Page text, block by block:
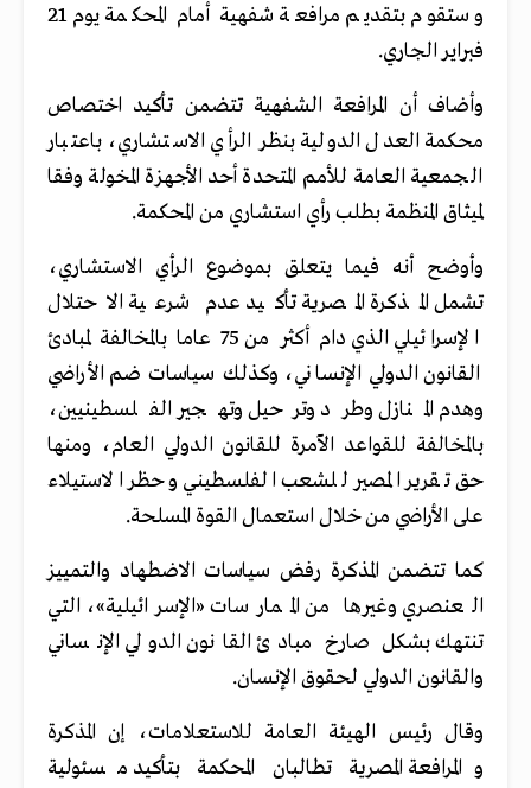
وستقوم بتقديم مرافعة شفهية أمام المحكمة يوم 21
فبراير الجاري.
وأضاف أن المرافعة الشفهية تتضمن تأكيد اختصاص
محكمة العدل الدولية بنظر الرأي الاستشاري، باعتبار
الجمعية العامة للأمم المتحدة أحد الأجهزة المخولة وفقا
لميثاق المنظمة بطلب رأي استشاري من المحكمة.
وأوضح أنه فيما يتعلق بموضوع الرأي الاستشاري،
تشمل المذكرة المصرية تأكيد عدم شرعية الاحتلال
الإسرائيلي الذي دام أكثر من 75 عاما بالمخالفة لمبادئ
القانون الدولي الإنساني، وكذلك سياسات ضم الأراضي
وهدم المنازل وطرد وترحيل وتهجير الفلسطينيين،
بالمخالفة للقواعد الآمرة للقانون الدولي العام، ومنها
حق تقرير المصير للشعب الفلسطيني وحظر الاستيلاء
على الأراضي من خلال استعمال القوة المسلحة.
كما تتضمن المذكرة رفض سياسات الاضطهاد والتمييز
العنصري وغيرها من الممارسات «الإسرائيلية»، التي
تنتهك بشكل صارخ مبادئ القانون الدولي الإنساني
والقانون الدولي لحقوق الإنسان.
وقال رئيس الهيئة العامة للاستعلامات، إن المذكرة
والمرافعة المصرية تطالبان المحكمة بتأكيد مسئولية